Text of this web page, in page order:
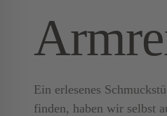
Ein erlesenes
finden, haben wir selbst